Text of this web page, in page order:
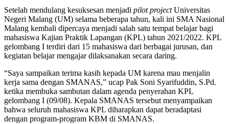
Setelah mendulang kesuksesan menjadi pilot projectUniversitas
Negeri Malang (UM) selama beberapa tahun, kali ini SMA Nasional
Malang kembali dipercaya menjadi salah satu tempat belajar bagi
mahasiswa Kajian Praktik Lapangan (KPL) tahun 2021/2022. KPL
gelombang I terdiri dari 15 mahasiswa dari berbagai jurusan, dan
kegiatan belajar mengajar dilaksanakan secara daring.
“Saya sampaikan terima kasih kepada UM karena mau menjalin
kerja sama dengan SMANAS,” ucap Pak Soni Syarifuddin, S.Pd.
ketika membuka sambutan dalam agenda penyerahan KPL
gelombang I (09/08). Kepala SMANAS tersebut menyampaikan
bahwa seluruh mahasiswa KPL diharapkan dapat beradaptasi
dengan program-program KBM di SMANAS.